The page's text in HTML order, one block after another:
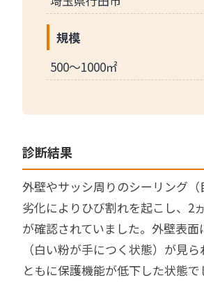
規模
500～1000㎡
診断結果
外壁やサッシ周りのシーリング
劣化によりひび割れを起こし、2
が確認されていました。外壁表面
（白い粉が手につく状態）が見
ともに保護機能が低下した状態で